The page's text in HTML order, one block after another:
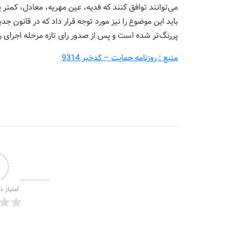
می‌توانند توافق کنند که فدیه، عین مهریه، معادل،
باید این موضوع را نیز مورد توجه قرار داد که در
پررنگ‌تر شده است و پس از صدور رای تازه مرحله
منبع : روزنامه حمایت – کدخبر 9314